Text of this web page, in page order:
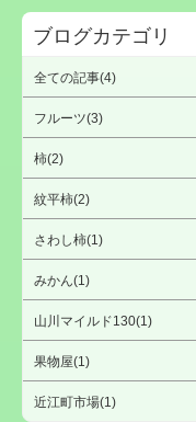
ブログカテゴリ
全ての記事(4)
フルーツ(3)
柿(2)
紋平柿(2)
さわし柿(1)
みかん(1)
山川マイルド130(1)
果物屋(1)
近江町市場(1)